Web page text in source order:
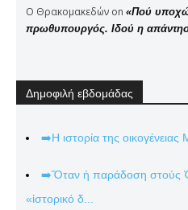
Ο Θρακομακεδών on «Πού
πρωθυπουργός. Ιδού η
Δημοφιλή εβδομάδας
➡️Η ιστορία της οικογένειας
➡️Ὅταν ἡ παράδοση στούς
«ἱστορικό δ...